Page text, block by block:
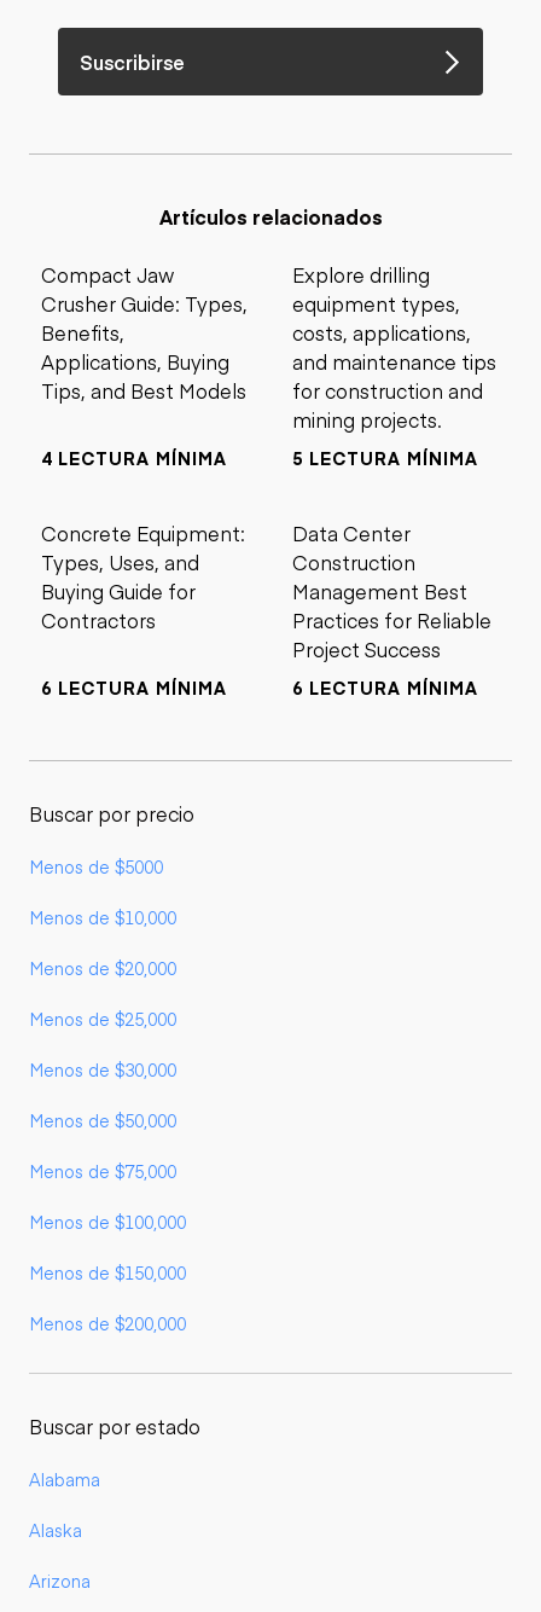
Suscribirse
Artículos relacionados
Compact Jaw
Crusher Guide: Types,
Benefits,
Applications, Buying
Tips, and Best Models
4 LECTURA MÍNIMA
Explore drilling
equipment types,
costs, applications,
and maintenance tips
for construction and
mining projects.
5 LECTURA MÍNIMA
Concrete Equipment:
Types, Uses, and
Buying Guide for
Contractors
6 LECTURA MÍNIMA
Data Center
Construction
Management Best
Practices for Reliable
Project Success
6 LECTURA MÍNIMA
Buscar por precio
Menos de $5000
Menos de $10,000
Menos de $20,000
Menos de $25,000
Menos de $30,000
Menos de $50,000
Menos de $75,000
Menos de $100,000
Menos de $150,000
Menos de $200,000
Buscar por estado
Alabama
Alaska
Arizona